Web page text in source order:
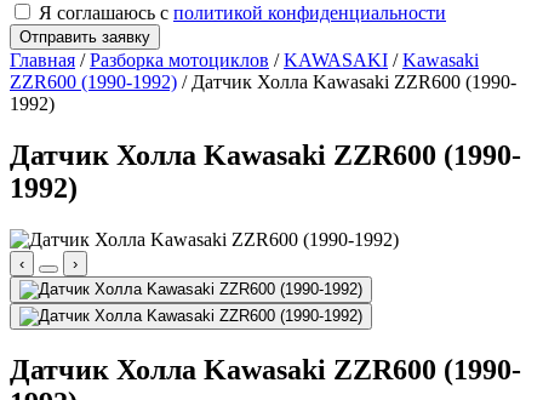
Я соглашаюсь с политикой конфиденциальности
Отправить заявку
Главная /Разборка мотоциклов /KAWASAKI /Kawasaki
ZZR600 (1990-1992) / Датчик Холла Kawasaki ZZR600 (1990-
1992)
Датчик Холла Kawasaki ZZR600 (1990-
1992)
‹ ›
Датчик Холла Kawasaki ZZR600 (1990-